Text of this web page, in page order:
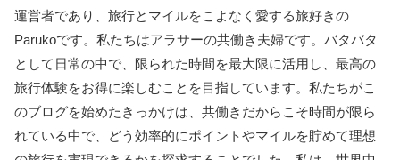
運営者であり、旅行とマイルをこよなく愛する旅好きの
Parukoです。私たちはアラサーの共働き夫婦です。バタバタ
として日常の中で、限られた時間を最大限に活用し、最高の
旅行体験をお得に楽しむことを目指しています。私たちがこ
のブログを始めたきっかけは、共働きだからこそ時間が限ら
れている中で、どう効率的にポイントやマイルを貯めて理想